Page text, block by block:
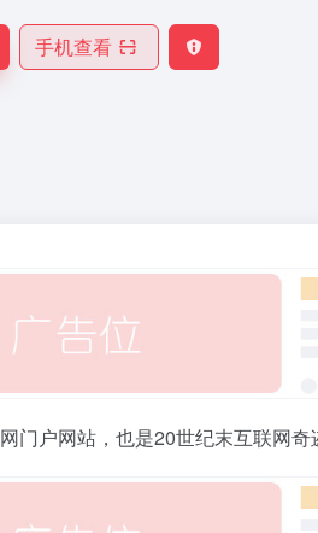
手机查看
门户网站，也是20世纪末互联网